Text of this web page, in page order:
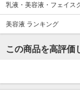
乳液・美容液・フェイス
美容液 ランキング
この商品を高評価